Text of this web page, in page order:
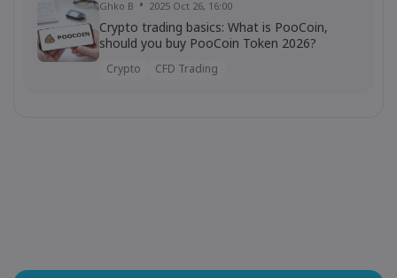
Ghko B 2025 Oct 26, 16:00
Crypto trading basics: What is PooCoin,
should you buy PooCoin Token 2026?
Crypto CFD Trading